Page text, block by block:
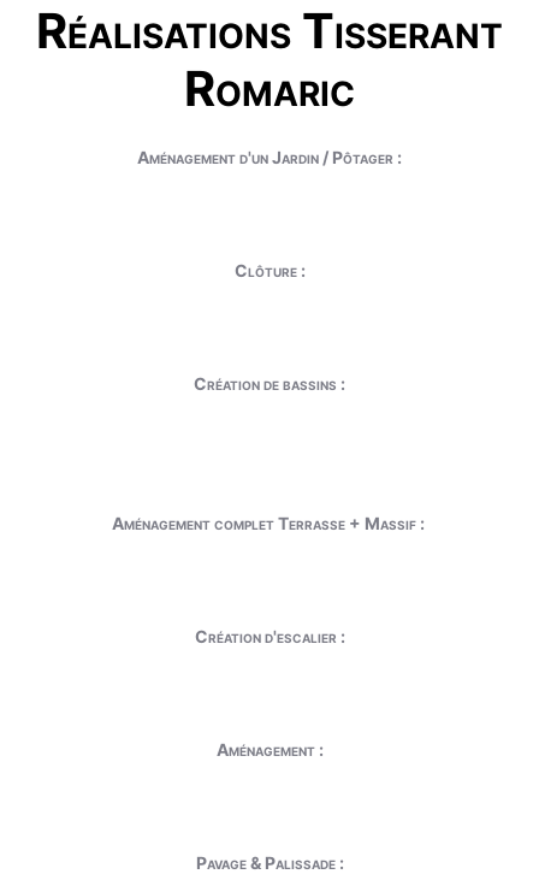
Réalisations Tisserant
Romaric
Aménagement d'un Jardin / Pôtager :
Clôture :
Création de bassins :
Aménagement complet Terrasse + Massif :
Création d'escalier :
Aménagement :
Pavage & Palissade :